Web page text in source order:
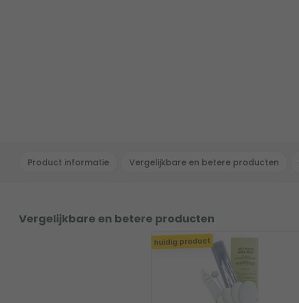
Product informatie Vergelijkbare en betere producten
Vergelijkbare en betere producten
huidig product